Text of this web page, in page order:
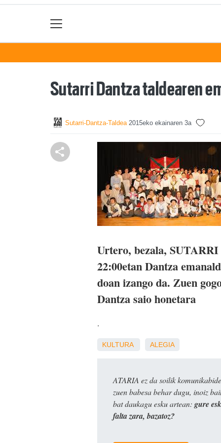
Sutarri Dantza taldearen
Sutarri-Dantza-Taldea 2015eko ekainaren 3a
Urtero, bezala,
22:00etan Dantza
doan izango da. Zuen
Dantza saio honetara
.
KULTURA ALEGIA
ATARIA ez da soilik
zuen babesa behar dugu, inoiz
bat daukagu esku artean: gure
falta zara, bazatoz?